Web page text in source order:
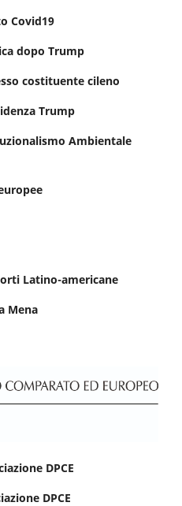
Covid19
dopo Trump
costituente cileno
Trump
Ambientale
Latino-americane
Mena
DPCE
DPCE